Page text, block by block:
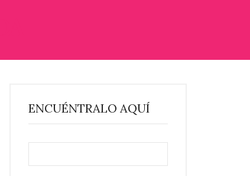
ENCUÉNTRALO AQUÍ